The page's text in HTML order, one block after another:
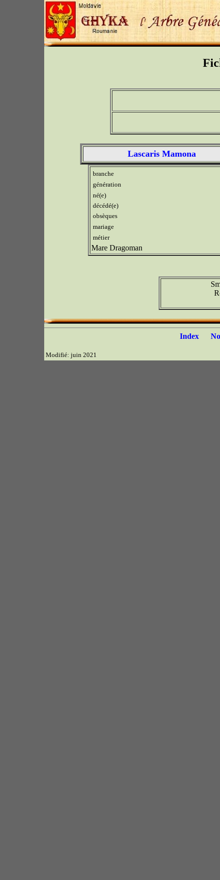
Lascaris Mamona
branche
génération
né(e)
décédé(e)
obsèques
mariage
métier
Mare Dragoman
Index
Modifié: juin 2021